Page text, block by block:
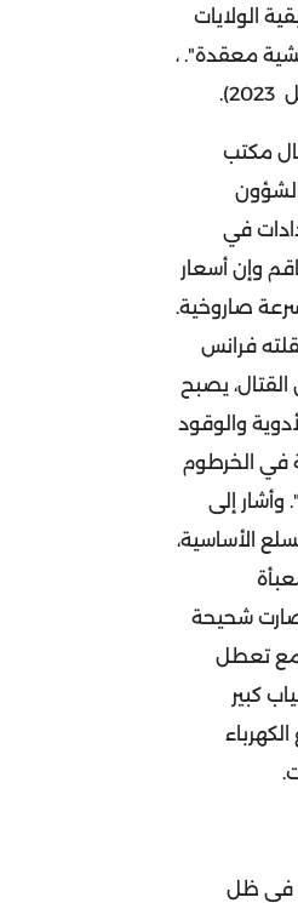
الولايات
معقدة". ،
25 ابريل 2023 قال مكتب
في
وإن أسعار
صاروخية.
فرانس
يصبح
والوقود
في الخرطوم
وأشار إلى
الأساسية،
شحيحة
مع تعطل
كبير
في ظل